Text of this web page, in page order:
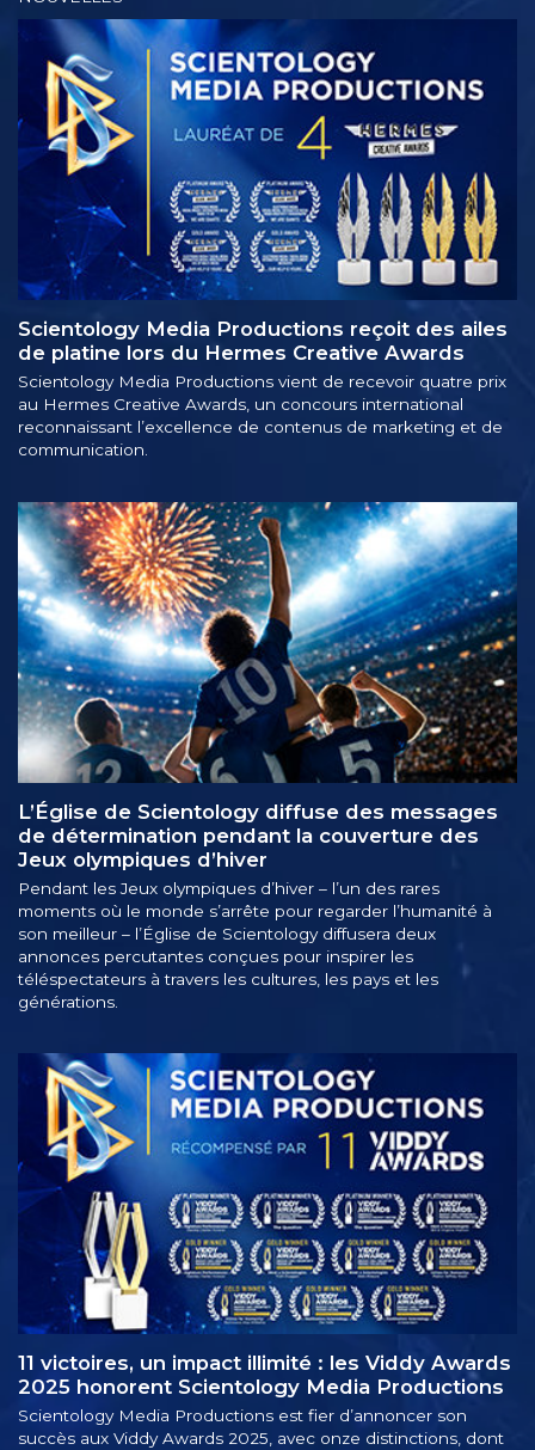
Scientology Media Productions reçoit des ailes
de platine lors du Hermes Creative Awards
Scientology Media Productions vient de recevoir quatre prix
au Hermes Creative Awards, un concours international
reconnaissant l’excellence de contenus de marketing et de
communication.
L’Église de Scientology diffuse des messages
de détermination pendant la couverture des
Jeux olympiques d’hiver
Pendant les Jeux olympiques d’hiver – l’un des rares
moments où le monde s’arrête pour regarder l’humanité à
son meilleur – l’Église de Scientology diffusera deux
annonces percutantes conçues pour inspirer les
téléspectateurs à travers les cultures, les pays et les
générations.
11 victoires, un impact illimité : les Viddy Awards
2025 honorent Scientology Media Productions
Scientology Media Productions est fier d’annoncer son
succès aux Viddy Awards 2025, avec onze distinctions, dont